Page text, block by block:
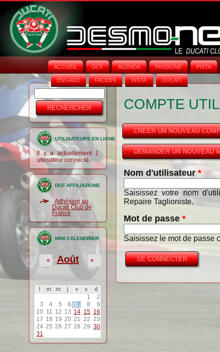
ACCUEIL DCF AGENDA PASSIONE PISTA
ENGAGE FACEB'K INSTA‘ DUCATI
Formulaire
de
recherche
UTILISATEURS EN LIGNE
Il y a actuellement 1
utilisateur connecté.
DCF AFFILIAZIONE
Adhésion au
Ducati Club de
France
MINI CALENDRIER
Août
« »
m m j v s
d
1
2
3
4 5 6 7 8
9
10 11 12 13 14 15 16
17 18 19 20 21 22 23
24 25 26 27 28 29 30
31
COMPTE
CRÉER UN NOUVEAU
DEMANDER UN NOUVEAU
Nom d'utilisateur *
Saisissez votre nom
Repaire Taglioniste.
Mot de passe *
Saisissez le mot de passe